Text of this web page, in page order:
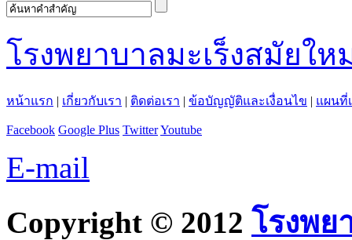
โรงพยาบาลมะเร็งสมัยใ
หน้าแรก | เกี่ยวกับเรา | ติดต่อเรา | ข้อบัญญัติและเงื่อนไข | แผนที่
Facebook Google Plus TwitterYoutube
E-mail
Copyright © 2012 โรงพย